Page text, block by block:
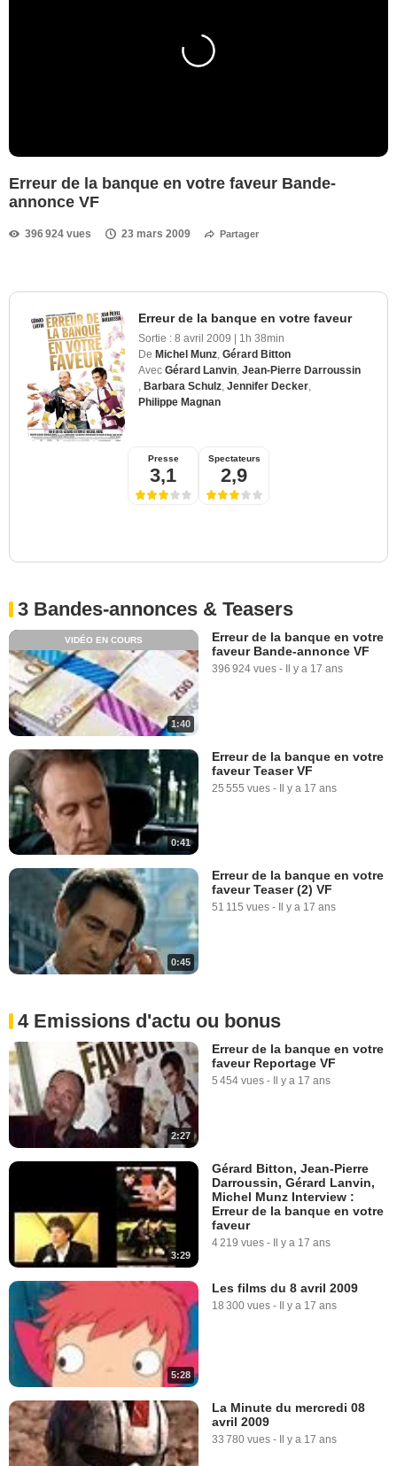
Erreur de la banque en votre faveur Bande-
annonce VF
396 924 vues 23 mars 2009 Partager
Erreur de la banque en votre faveur
Sortie : 8 avril 2009 | 1h 38min
De Michel Munz Gérard Bitton
Avec Gérard Lanvin Jean-Pierre Darroussin
Barbara Schulz Jennifer Decker
Philippe Magnan
Presse
3,1
Spectateurs
2,9
3 Bandes-annonces & Teasers
1:40
VIDÉO EN COURS
Erreur de la banque en votre
faveur Bande-annonce VF
396 924 vues - Il y a 17 ans
0:41
Erreur de la banque en votre
faveur Teaser VF
25 555 vues - Il y a 17 ans
0:45
Erreur de la banque en votre
faveur Teaser (2) VF
51 115 vues - Il y a 17 ans
4 Emissions d'actu ou bonus
2:27
Erreur de la banque en votre
faveur Reportage VF
5 454 vues - Il y a 17 ans
3:29
Gérard Bitton, Jean-Pierre
Darroussin, Gérard Lanvin,
Michel Munz Interview :
Erreur de la banque en votre
faveur
4 219 vues - Il y a 17 ans
5:28
Les films du 8 avril 2009
18 300 vues - Il y a 17 ans
La Minute du mercredi 08
avril 2009
33 780 vues - Il y a 17 ans